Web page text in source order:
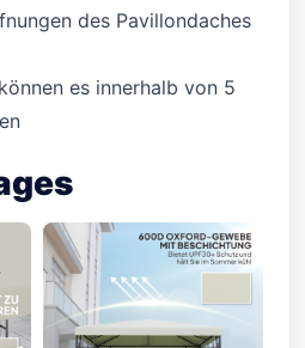
des Pavillondaches
es innerhalb von 5